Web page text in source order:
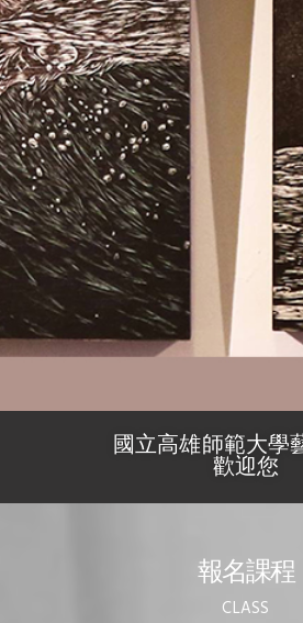
國立高雄師範大學
歡迎您
報名課程
CLASS